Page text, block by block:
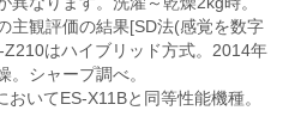
主観評価の結果[SD法(感覚を数字
はハイブリッド方式。2014年
。シャープ調べ。
いてES-X11Bと同等性能機種。